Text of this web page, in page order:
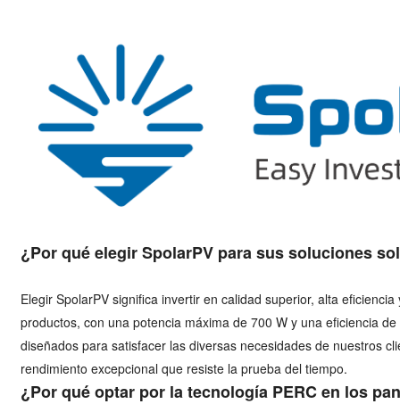
¿Por qué elegir SpolarPV para sus soluciones
Elegir SpolarPV significa invertir en calidad superior, alta
productos, con una potencia máxima de 700 W y una eficiencia
diseñados para satisfacer las diversas necesidades de nuestros
rendimiento excepcional que resiste la prueba del tiempo.
¿Por qué optar por la tecnología PERC en los